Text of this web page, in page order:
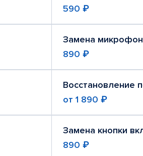
590 ₽
Замена
890 ₽
Восстановление
от 1 890 ₽
Замена кнопки
890 ₽